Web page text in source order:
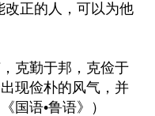
改正的人，可以为他
克勤于邦，克俭于
现俭朴的风气，并
国语•鲁语》）